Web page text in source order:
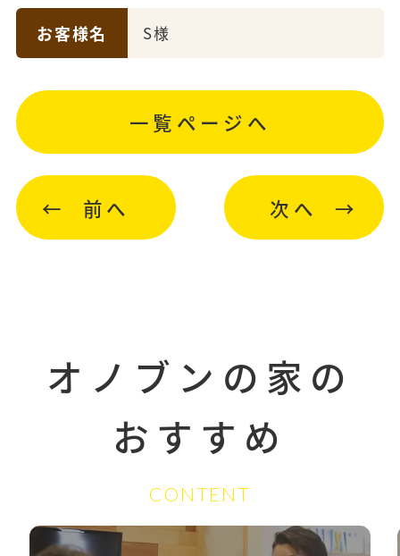
お客様名 S様
前へ
一覧ページへ
次へ
オノブンの家の
おすすめ
CONTENT